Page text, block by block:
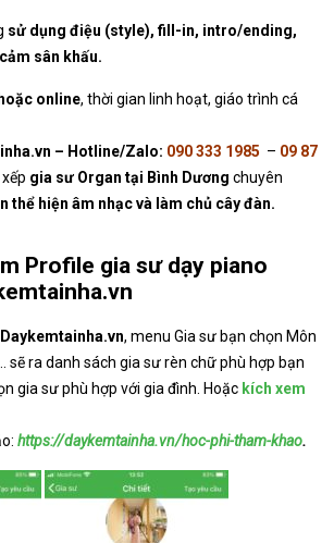
sử dụng điệu (style), fill-in, intro/ending,
sân khấu.
online, thời gian linh hoạt, giáo trình cá
– Hotline/Zalo: 090 333 1985 – 09 87
gia sư Organ tại Bình Dương chuyên
thể hiện âm nhạc và làm chủ cây đàn.
Profile gia sư dạy piano
Daykemtainha.vn, menu Gia sư bạn chọn Môn
sẽ ra danh sách gia sư rèn chữ phù hợp bạn
gia sư phù hợp với gia đình. Hoặc kích xem
https://daykemtainha.vn/hoc-phi-tham-khao.